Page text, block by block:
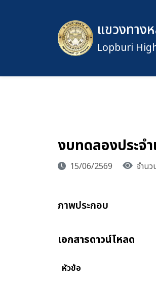
แขวงทาง
Lopburi
งบทดลองประจ
15/06/2569 จำน
ภาพประกอบ
เอกสารดาวน์โหลด
หัวข้อ